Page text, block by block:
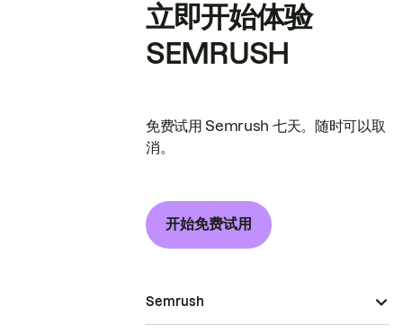
立即开始体验
SEMRUSH
免费试用 Semrush 七天。随时可以取
消。
开始免费试用
Semrush